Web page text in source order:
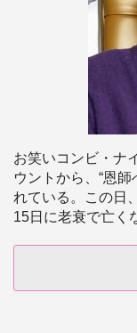
お笑いコンビ・ナ
ウントから、“恩
れている。この日
15日に老衰で亡く